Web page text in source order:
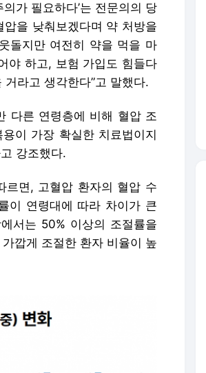
가 필요하다’는 전문의의 당
을 낮춰보겠다며 약 처방을
돌지만 여전히 약을 먹을 마
야 하고, 보험 가입도 힘들다
라고 생각한다”고 말했다.
다른 연령층에 비해 혈압 조
이 가장 확실한 치료법이지
강조했다.
르면, 고혈압 환자의 혈압 수
이 연령대에 따라 차이가 큰
서는 50% 이상의 조절률을
깝게 조절한 환자 비율이 높